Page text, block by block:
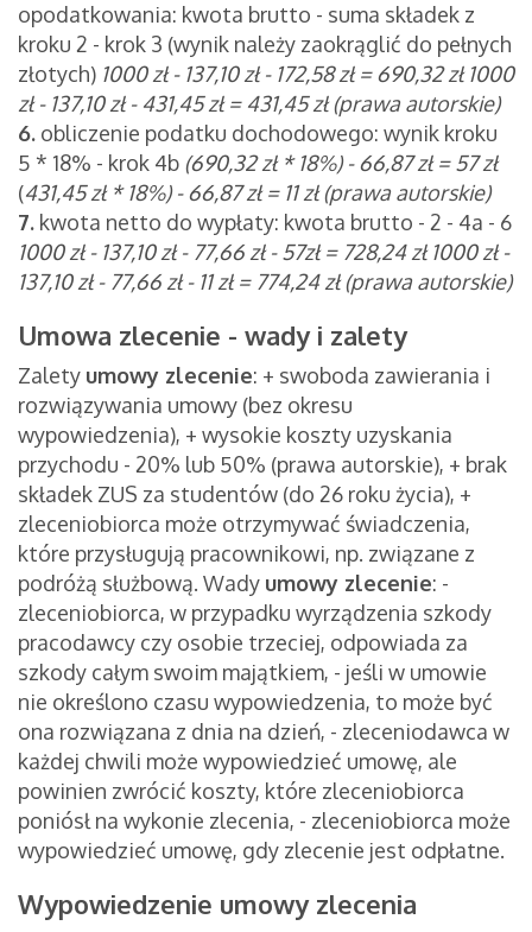
opodatkowania: kwota brutto - suma składek z
kroku 2 - krok 3 (wynik należy zaokrąglić do pełnych
złotych) 1000 zł - 137,10 zł - 172,58 zł = 690,32zł 1000
zł - 137,10 zł - 431,45 zł = 431,45 zł (prawa autorskie)
6. obliczenie podatku dochodowego: wynik kroku
5 * 18% - krok 4b (690,32zł* 18%) - 66,87 zł = 57 zł
(431,45 zł * 18%) - 66,87 zł = 11 zł (prawa autorskie)
7. kwota netto do wypłaty: kwota brutto - 2 - 4a - 6
1000 zł - 137,10 zł - 77,66 zł - 57zł = 728,24 zł 1000 zł -
137,10 zł - 77,66 zł - 11 zł = 774,24 zł (prawa autorskie)
Umowa zlecenie - wady i zalety
Zalety umowy zlecenie: + swoboda zawierania i
rozwiązywania umowy (bez okresu
wypowiedzenia), + wysokie koszty uzyskania
przychodu - 20% lub 50% (prawa autorskie), + brak
składek ZUS za studentów (do 26 roku życia), +
zleceniobiorca może otrzymywać świadczenia,
które przysługują pracownikowi, np. związane z
podróżą służbową. Wady umowy zlecenie: -
zleceniobiorca, w przypadku wyrządzenia szkody
pracodawcy czy osobie trzeciej, odpowiada za
szkody całym swoim majątkiem, - jeśli w umowie
nie określono czasu wypowiedzenia, to może być
ona rozwiązana z dnia na dzień, - zleceniodawca w
każdej chwili może wypowiedzieć umowę, ale
powinien zwrócić koszty, które zleceniobiorca
poniósł na wykonie zlecenia, - zleceniobiorca może
wypowiedzieć umowę, gdy zlecenie jest odpłatne.
Wypowiedzenie umowy zlecenia